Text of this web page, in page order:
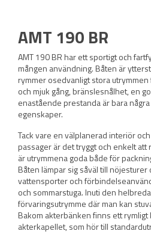
AMT 190 BR
AMT 190 BR har ett sportigt och
mången användning. Båten är
rymmer osedvanligt stora
och mjuk gång, bränslesnålhet, en
enastående prestanda är bara
egenskaper.
Tack vare en välplanerad interiör
passager är det tryggt och enkelt att
är utrymmena goda både för
Båten lämpar sig såväl till nöjesturer
vattensporter och
och sommarstuga. Inuti den
förvaringsutrymme där man kan
Bakom akterbänken finns ett rymligt
akterkapellet, som hör till